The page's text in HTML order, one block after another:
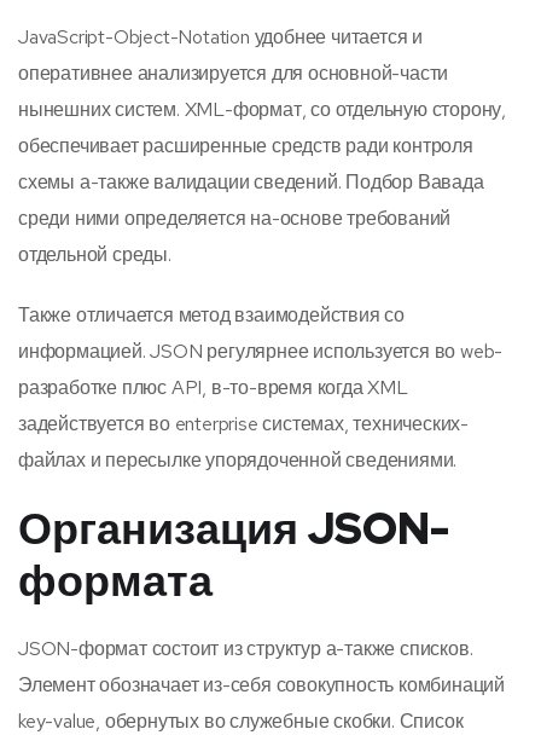
JavaScript-Object-Notation удобнее читается и
оперативнее анализируется для основной-части
нынешних систем. XML-формат, со отдельную сторону,
обеспечивает расширенные средств ради контроля
схемы а-также валидации сведений. Подбор Вавада
среди ними определяется на-основе требований
отдельной среды.
Также отличается метод взаимодействия со
информацией. JSON регулярнее используется во web-
разработке плюс API, в-то-время когда XML
задействуется во enterprise системах, технических-
файлах и пересылке упорядоченной сведениями.
Организация JSON-
формата
JSON-формат состоит из структур а-также списков.
Элемент обозначает из-себя совокупность комбинаций
key-value, обернутых во служебные скобки. Список